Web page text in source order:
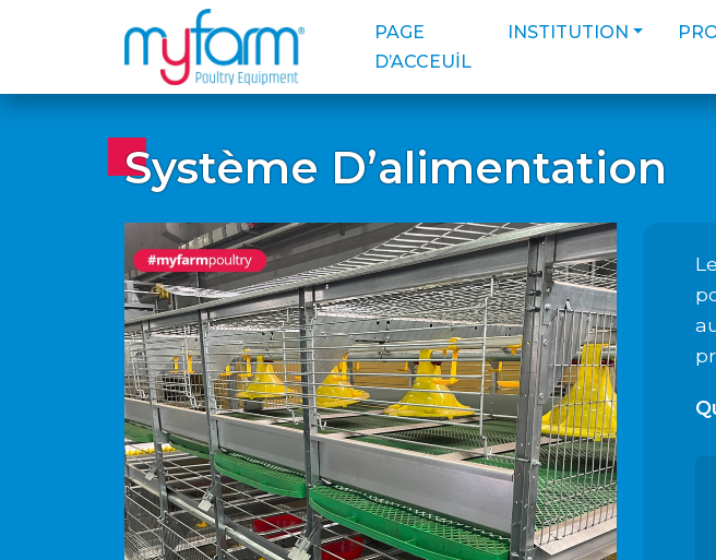
PAGE
D’ACCEUİL
INSTITUTION
Système Dʼalimentation